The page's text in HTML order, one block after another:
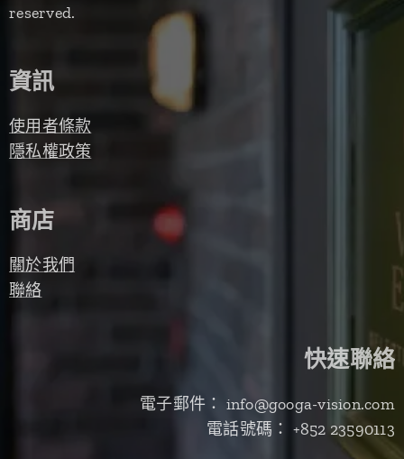
reserved.
資訊
使用者條款
隱私權政策
商店
關於我們
聯絡
快速聯絡
電子郵件： info@googa-vision.com
電話號碼： +852 23590113